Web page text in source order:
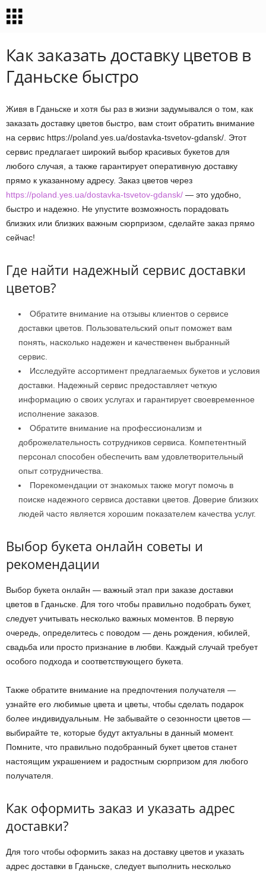
Как заказать доставку цветов в
Гданьске быстро
Живя в Гданьске и хотя бы раз в жизни задумывался о том, как
заказать доставку цветов быстро, вам стоит обратить внимание
на сервис https://poland.yes.ua/dostavka-tsvetov-gdansk/. Этот
сервис предлагает широкий выбор красивых букетов для
любого случая, а также гарантирует оперативную доставку
прямо к указанному адресу. Заказ цветов через
https://poland.yes.ua/dostavka-tsvetov-gdansk/ — это удобно,
быстро и надежно. Не упустите возможность порадовать
близких или близких важным сюрпризом, сделайте заказ прямо
сейчас!
Где найти надежный сервис доставки
цветов?
Обратите внимание на отзывы клиентов о сервисе
доставки цветов. Пользовательский опыт поможет вам
понять, насколько надежен и качественен выбранный
сервис.
Исследуйте ассортимент предлагаемых букетов и условия
доставки. Надежный сервис предоставляет четкую
информацию о своих услугах и гарантирует своевременное
исполнение заказов.
Обратите внимание на профессионализм и
доброжелательность сотрудников сервиса. Компетентный
персонал способен обеспечить вам удовлетворительный
опыт сотрудничества.
Порекомендации от знакомых также могут помочь в
поиске надежного сервиса доставки цветов. Доверие близких
людей часто является хорошим показателем качества услуг.
Выбор букета онлайн советы и
рекомендации
Выбор букета онлайн — важный этап при заказе доставки
цветов в Гданьске. Для того чтобы правильно подобрать букет,
следует учитывать несколько важных моментов. В первую
очередь, определитесь с поводом — день рождения, юбилей,
свадьба или просто признание в любви. Каждый случай требует
особого подхода и соответствующего букета.
Также обратите внимание на предпочтения получателя —
узнайте его любимые цвета и цветы, чтобы сделать подарок
более индивидуальным. Не забывайте о сезонности цветов —
выбирайте те, которые будут актуальны в данный момент.
Помните, что правильно подобранный букет цветов станет
настоящим украшением и радостным сюрпризом для любого
получателя.
Как оформить заказ и указать адрес
доставки?
Для того чтобы оформить заказ на доставку цветов и указать
адрес доставки в Гданьске, следует выполнить несколько